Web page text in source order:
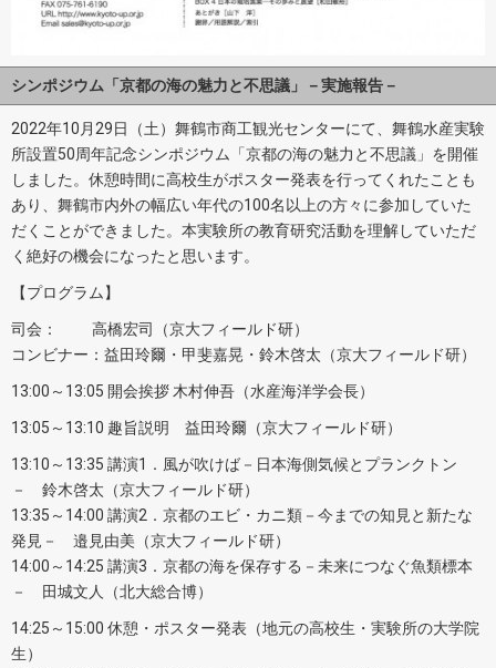
シンポジウム「京都の海の魅力と不思議」－実施報告－
2022年10月29日（土）舞鶴市商工観光センターにて、舞鶴水産実験
所設置50周年記念シンポジウム「京都の海の魅力と不思議」を開催
しました。休憩時間に高校生がポスター発表を行ってくれたことも
あり、舞鶴市内外の幅広い年代の100名以上の方々に参加していた
だくことができました。本実験所の教育研究活動を理解していただ
く絶好の機会になったと思います。
【プログラム】
司会： 高橋宏司（京大フィールド研）
コンビナー：益田玲爾・甲斐嘉晃・鈴木啓太（京大フィールド研）
13:00～13:05 開会挨拶 木村伸吾（水産海洋学会長）
13:05～13:10 趣旨説明 益田玲爾（京大フィールド研）
13:10～13:35 講演1．風が吹けば－日本海側気候とプランクトン
－ 鈴木啓太（京大フィールド研）
13:35～14:00 講演2．京都のエビ・カニ類－今までの知見と新たな
発見－ 邉見由美（京大フィールド研）
14:00～14:25 講演3．京都の海を保存する－未来につなぐ魚類標本
－ 田城文人（北大総合博）
14:25～15:00 休憩・ポスター発表（地元の高校生・実験所の大学院
生）